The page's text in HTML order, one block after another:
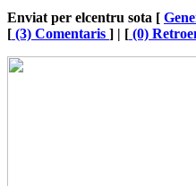
Enviat per elcentru sota [
[ (3) Comentaris ] | [ (0)